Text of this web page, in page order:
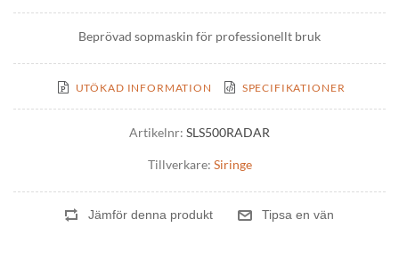
Beprövad sopmaskin för professionellt bruk
UTÖKAD INFORMATION SPECIFIKATIONER
Artikelnr: SLS500RADAR
Tillverkare: Siringe